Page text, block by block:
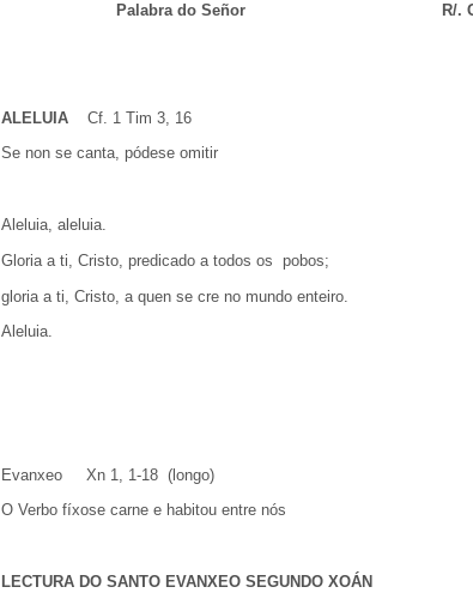
Palabra do Señor R/. Grazas
ALELUIA Cf. 1 Tim 3, 16
Se non se canta, pódese omitir
Aleluia, aleluia.
Gloria a ti, Cristo, predicado a todos os pobos;
gloria a ti, Cristo, a quen se cre no mundo enteiro.
Aleluia.
Evanxeo Xn 1, 1-18 (longo)
O Verbo fíxose carne e habitou entre nós
LECTURA DO SANTO EVANXEO SEGUNDO XOÁN